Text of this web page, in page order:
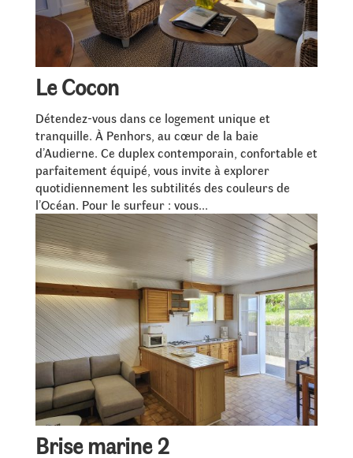
Le Cocon
Détendez-vous dans ce logement unique et
tranquille. À Penhors, au cœur de la baie
d’Audierne. Ce duplex contemporain, confortable et
parfaitement équipé, vous invite à explorer
quotidiennement les subtilités des couleurs de
l’Océan. Pour le surfeur : vous...
Brise marine 2